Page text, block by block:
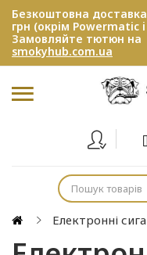
Безкоштовна доставка
грн (окрім Powermatic
Замовляйте тютюн на
smokyhub.com.ua
Електронні